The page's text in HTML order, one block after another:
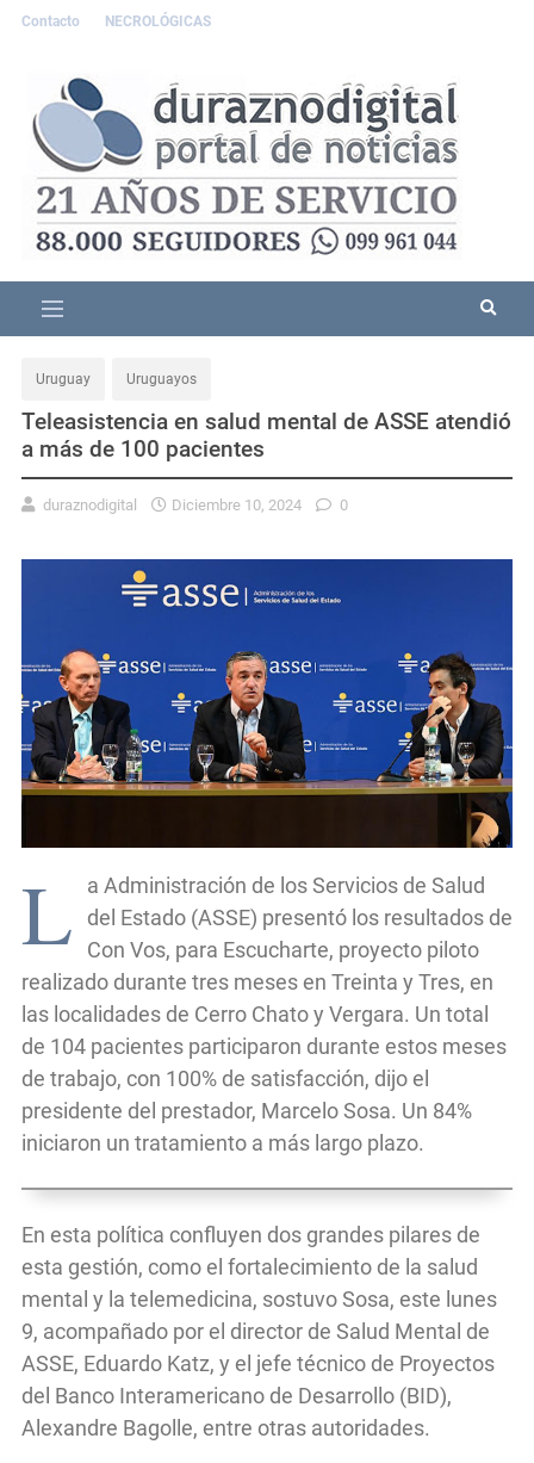
Contacto NECROLÓGICAS
Uruguay Uruguayos
Teleasistencia en salud mental de ASSE atendió
a más de 100 pacientes
duraznodigital Diciembre 10, 2024 0
L
a Administración de los Servicios de Salud
del Estado (ASSE) presentó los resultados de
Con Vos, para Escucharte, proyecto piloto
realizado durante tres meses en Treinta y Tres, en
las localidades de Cerro Chato y Vergara. Un total
de 104 pacientes participaron durante estos meses
de trabajo, con 100% de satisfacción, dijo el
presidente del prestador, Marcelo Sosa. Un 84%
iniciaron un tratamiento a más largo plazo.
En esta política confluyen dos grandes pilares de
esta gestión, como el fortalecimiento de la salud
mental y la telemedicina, sostuvo Sosa, este lunes
9, acompañado por el director de Salud Mental de
ASSE, Eduardo Katz, y el jefe técnico de Proyectos
del Banco Interamericano de Desarrollo (BID),
Alexandre Bagolle, entre otras autoridades.